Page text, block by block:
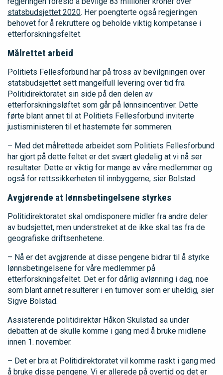
statsbudsjettet 2020. Her poengterte også regjeringen
behovet for å rekruttere og beholde viktig kompetanse i
etterforskningsfeltet.
Målrettet arbeid
Politiets Fellesforbund har på tross av bevilgningen over
statsbudsjettet sett mangelfull levering over tid fra
Politidirektoratet sin side på den delen av
etterforskningsløftet som går på lønnsincentiver. Dette
førte blant annet til at Politiets Fellesforbund inviterte
justisministeren til et hastemøte før sommeren.
– Med det målrettede arbeidet som Politiets Fellesforbund
har gjort på dette feltet er det svært gledelig at vi nå ser
resultater. Dette er viktig for mange av våre medlemmer og
også for rettssikkerheten til innbyggerne, sier Bolstad.
Avgjørende at lønnsbetingelsene styrkes
Politidirektoratet skal omdisponere midler fra andre deler
av budsjettet, men understreket at de ikke skal tas fra de
geografiske driftsenhetene.
– Nå er det avgjørende at disse pengene bidrar til å styrke
lønnsbetingelsene for våre medlemmer på
etterforskningsfeltet. Det er for dårlig avlønning i dag, noe
som blant annet resulterer i en turnover som er uheldig, sier
Sigve Bolstad.
Assisterende politidirektør Håkon Skulstad sa under
debatten at de skulle komme i gang med å bruke midlene
innen 1. november.
– Det er bra at Politidirektoratet vil komme raskt i gang med
å bruke disse pengene. Vi er allerede på overtid og det er